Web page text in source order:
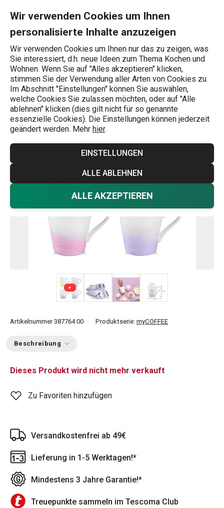
Wir verwenden Cookies um Ihnen
personalisierte Inhalte anzuzeigen
Wir verwenden Cookies um Ihnen nur das zu zeigen, was
Sie interessiert, d.h. neue Ideen zum Thema Kochen und
Wohnen. Wenn Sie auf "Alles akzeptieren" klicken,
stimmen Sie der Verwendung aller Arten von Cookies zu.
Im Abschnitt "Einstellungen" können Sie auswählen,
welche Cookies Sie zulassen möchten, oder auf "Alle
ablehnen" klicken (dies gilt nicht für so genannte
essenzielle Cookies). Die Einstellungen können jederzeit
geändert werden. Mehr hier.
EINSTELLUNGEN
ALLE ABLEHNEN
ALLE AKZEPTIEREN
Wonach suchen Sie?
Startseite
Tasse myCOFFEE, 4 St., Pastels
Versandkostenfrei
Artikelnummer 387764.00 Produktserie: myCOFFEE
Beschreibung
Dieses Produkt wird nicht mehr verkauft
Zu Favoriten hinzufügen
Versandkostenfrei ab 49€
Lieferung in 1-5 Werktagen!*
Mindestens 3 Jahre Garantie!*
Treuepunkte sammeln im Tescoma Club